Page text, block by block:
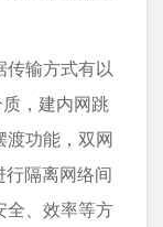
传输方式有以
，建内网跳
渡功能，双网
隔离网络间
全、效率等方